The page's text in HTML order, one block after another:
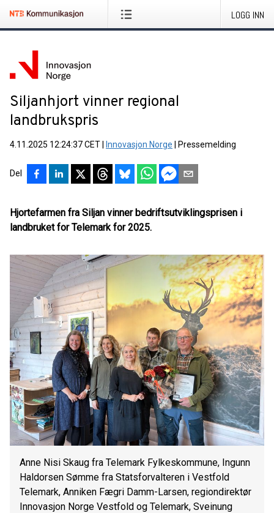
LOGG INN
Siljanhjort vinner regional
landbrukspris
4.11.2025 12:24:37 CET Innovasjon Norge Pressemelding
Del
Hjortefarmen fra Siljan vinner bedriftsutviklingsprisen i
landbruket for Telemark for 2025.
Anne Nisi Skaug fra Telemark Fylkeskommune, Ingunn
Haldorsen Sømme fra Statsforvalteren i Vestfold
Telemark, Anniken Fægri Damm-Larsen, regiondirektør
Innovasjon Norge Vestfold og Telemark, Sveinung